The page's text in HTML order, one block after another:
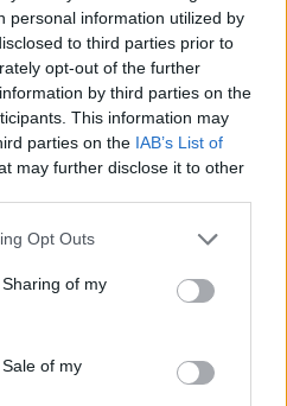
personal information utilized by
to third parties prior to
opt-out of the further
by third parties on the
This information may
parties on the IAB’s List of
may further disclose it to other
Opt Outs
of my
of my
Θυμιανών